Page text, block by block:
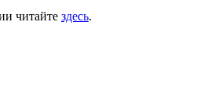
читайте здесь.